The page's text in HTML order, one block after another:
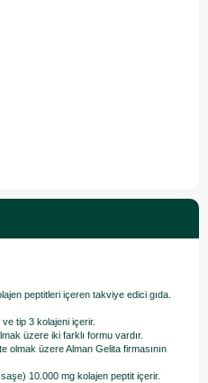
peptitleri içeren takviye edici gıda.
tip 3 kolajeni içerir.
üzere iki farklı formu vardır.
olmak üzere Alman Gelita firmasının
10.000 mg kolajen peptit içerir.